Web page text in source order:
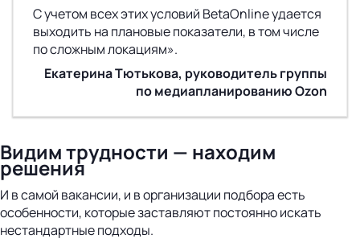
С учетом всех этих условий BetaOnline удается
выходить на плановые показатели, в том числе
по сложным локациям».
Екатерина Тютькова, руководитель группы
по медиапланированию Ozon
Видим трудности — находим
решения
И в самой вакансии, и в организации подбора есть
особенности, которые заставляют постоянно искать
нестандартные подходы.